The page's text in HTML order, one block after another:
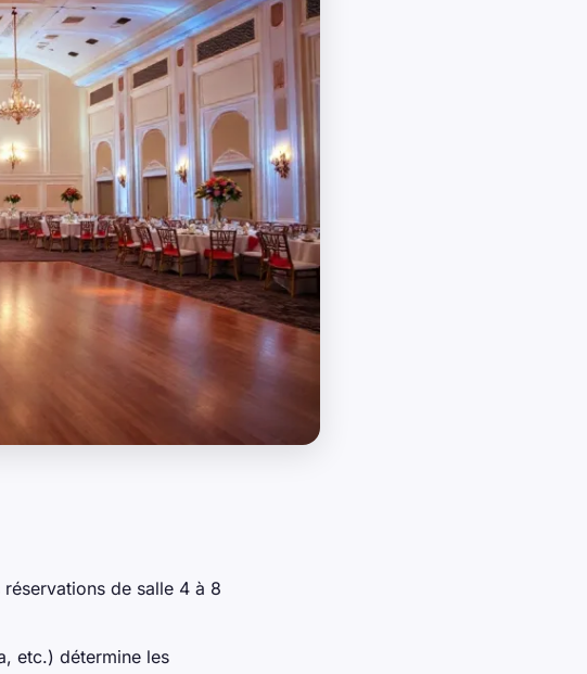
de salle 4 à 8
etc.) détermine les